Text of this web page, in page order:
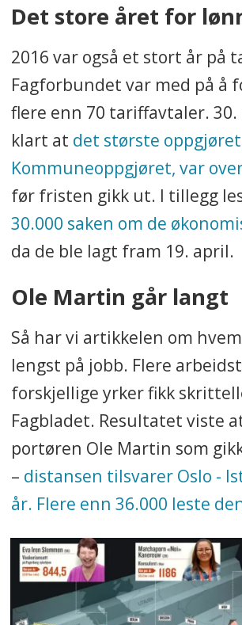
Det store året for
2016 var også et stort år på
Fagforbundet var med på å
flere enn 70 tariffavtaler.
klart at det største
Kommuneoppgjøret, var
før fristen gikk ut. I tillegg
30.000 saken om de
da de ble lagt fram 19. april.
Ole Martin går langt
Så har vi artikkelen om
lengst på jobb. Flere
forskjellige yrker fikk
Fagbladet. Resultatet viste
portøren Ole Martin som
– distansen tilsvarer Oslo -
år. Flere enn 36.000 leste